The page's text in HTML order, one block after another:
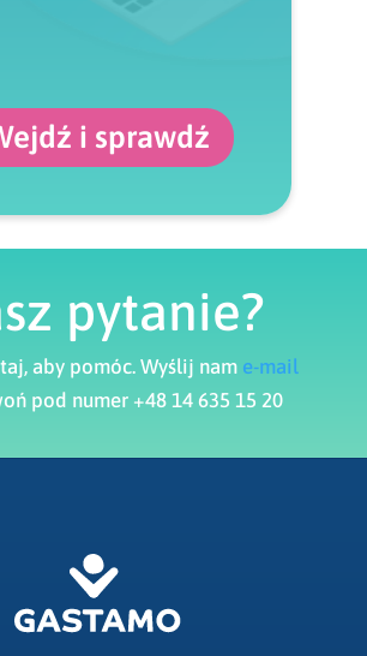
i sprawdź
pytanie?
aby pomóc. Wyślij nam e-mail
pod numer +48 14 635 15 20